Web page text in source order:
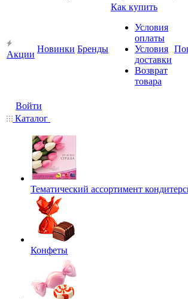
Акции
Новинки Бренды
Как купить
Условия
оплаты
Условия
доставки
Возврат
товара
Войти
Каталог
Тематический ассортимент
Конфеты